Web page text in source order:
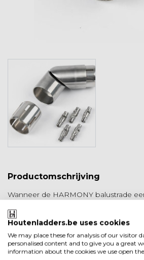
Productomschrijving
Wanneer de HARMONY balustrade
bestaat uit een set fittingen voor 5
roestvrij staal.
Geschikt voor deHARMONY
Product informatie
Houtenladders.be uses cookies
We may place these for analysis of our visitor
personalised content and to give you a great
information about the cookies we use open